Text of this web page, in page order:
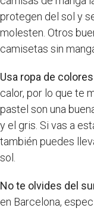
protegen del sol y
molesten. Otros
camisetas sin
Usa ropa de
calor, por lo que te
pastel son una
y el gris. Si vas a
también puedes
sol.
No te olvides del
en Barcelona,